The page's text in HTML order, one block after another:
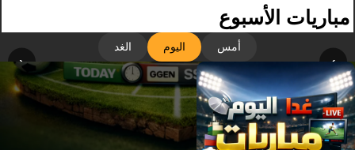
مباريات الأسبوع
أمس اليوم الغد
‹ ›